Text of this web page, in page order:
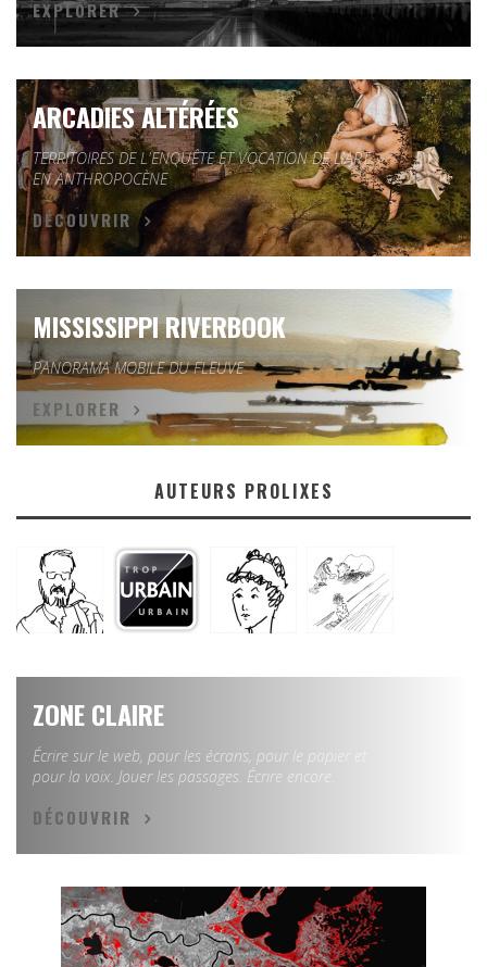
EXPLORER
ARCADIES ALTÉRÉES
TERRITOIRES DE L'ENQUÊTE ET VOCATION DE L'ART
EN ANTHROPOCÈNE
DÉCOUVRIR
MISSISSIPPI RIVERBOOK
PANORAMA MOBILE DU FLEUVE
EXPLORER
AUTEURS PROLIXES
ZONE CLAIRE
Écrire sur le web, pour les écrans, pour le papier et
pour la voix. Jouer les passages. Écrire encore.
DÉCOUVRIR